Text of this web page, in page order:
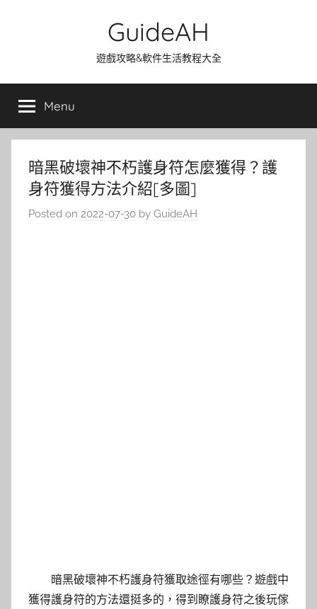
GuideAH
遊戲攻略&軟件生活教程大全
Menu
暗黑破壞神不朽護身符怎麼獲得？護
身符獲得方法介紹[多圖]
Posted on 2022-07-30 by GuideAH
暗黑破壞神不朽護身符獲取途徑有哪些？遊戲中
獲得護身符的方法還挺多的，得到瞭護身符之後玩傢